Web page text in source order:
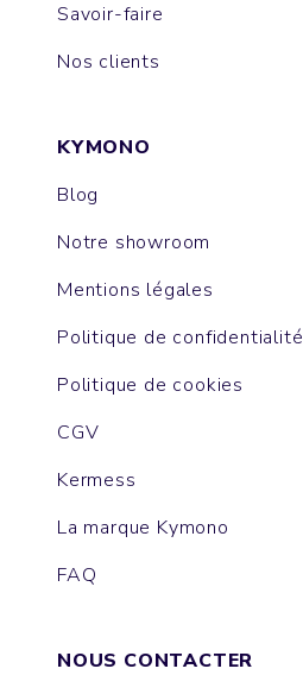
Savoir-faire
Nos clients
KYMONO
Blog
Notre showroom
Mentions légales
Politique de confidentialité
Politique de cookies
CGV
Kermess
La marque Kymono
FAQ
NOUS CONTACTER